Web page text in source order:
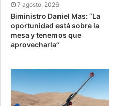
7 agosto, 2026
Biministro Daniel Mas: “La
oportunidad está sobre la
mesa y tenemos que
aprovecharla”